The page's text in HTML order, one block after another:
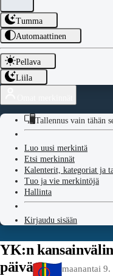
Tumma
Automaattinen
Pellava
Liila
Tallennus vain tähän
Luo uusi merkintä
Etsi merkinnät
Kalenterit, kategoriat ja
Tuo ja vie merkintöjä
Hallinta
Kirjaudu sisään
YK:n
päivä
maanantai